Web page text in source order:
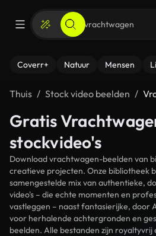
Coverr+ Natuur Mensen
Thuis Stock video beelden
Gratis
stockvideo's
Download vrachtwagen-beelden van
creatieve projecten. Onze bibliotheek
samengestelde mix van authentieke,
video's – die echte momenten en
vastleggen – naast fantasierijke, door
voor herhalende achtergronden en
beelden. Alle bestanden zijn